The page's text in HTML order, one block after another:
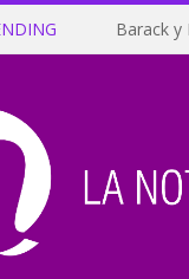
Barack y